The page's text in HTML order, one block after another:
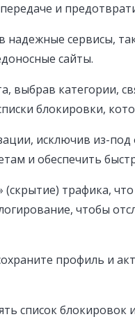
и
надежные сервисы,
сайты.
выбрав категории,
блокировки,
исключив из-
и обеспечить
трафика,
чтобы
профиль и
список